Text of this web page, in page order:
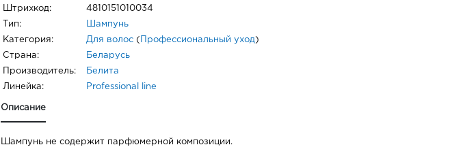
Штрихкод: 4810151010034
Тип: Шампунь
Категория: Для волос ( Профессиональный уход)
Страна: Беларусь
Производитель: Белита
Линейка: Professional line
Описание
Шампунь не содержит парфюмерной композиции.